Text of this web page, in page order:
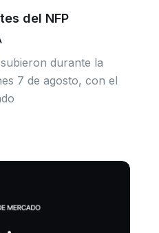
del NFP
durante la
7 de agosto, con el